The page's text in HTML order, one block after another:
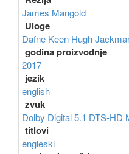
James Mangold
Uloge
Dafne Keen Hugh
godina proizvodnje
2017
jezik
english
zvuk
Dolby Digital 5.1 DTS-HD
titlovi
engleski